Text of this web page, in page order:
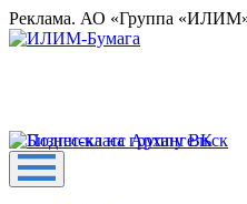
Реклама. АО «Группа